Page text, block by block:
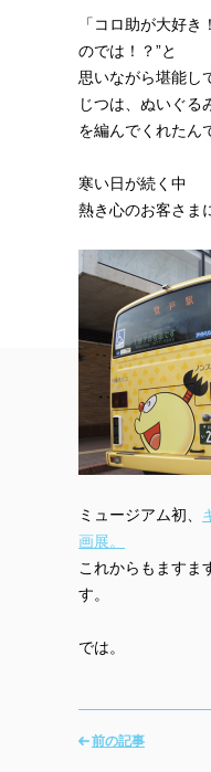
「コロ助が大好
のでは！？”と
思いながら堪能し
じつは、ぬいぐる
を編んでくれたん
寒い日が続く中
熱き心のお客さま
ミュージアム初、
画展。
これからもますま
す。
では。
前の記事